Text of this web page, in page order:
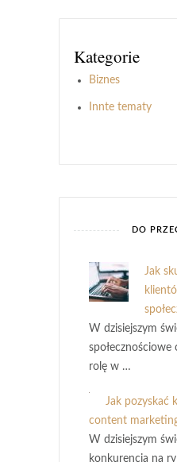
Kategorie
Biznes
Innte tematy
DO
Jak
W dzisiejszym
społecznościowe
rolę w …
Jak pozyskać
content
W dzisiejszym
konkurencja na